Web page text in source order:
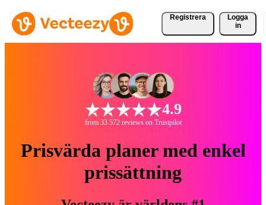
Registrera
Logga
in
4.9
from 33 572 reviews on Trustpilot
Prisvärda planer med enkel
prissättning